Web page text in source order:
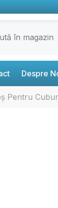
Despre
Pentru